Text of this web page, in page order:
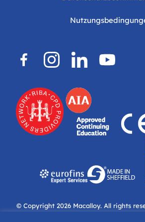
© Copyright 2026 Macalloy.All rights